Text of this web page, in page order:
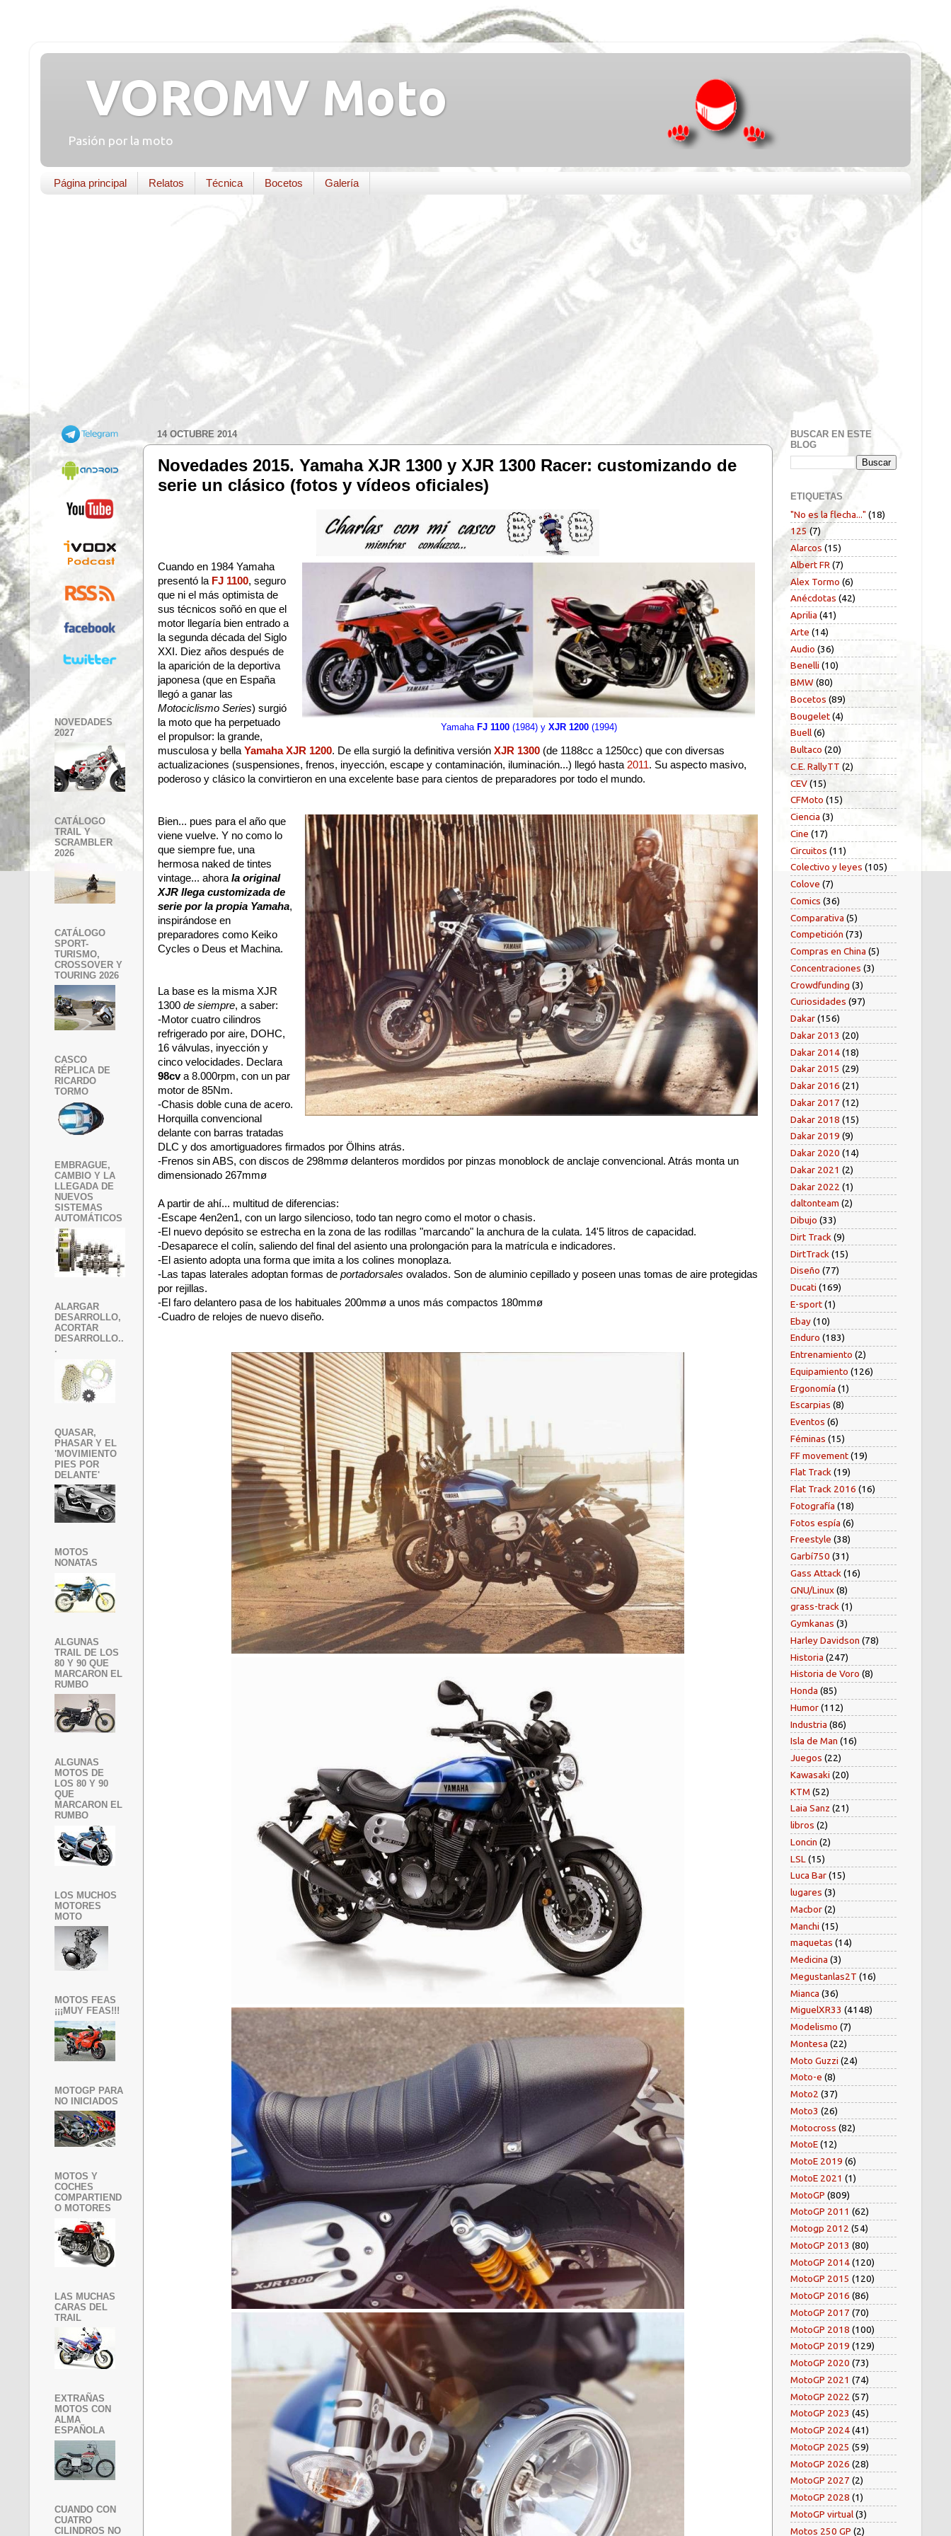
VOROMV Moto
Pasión por la moto
Página principal Relatos Técnica Bocetos Galería
14 OCTUBRE 2014
Novedades 2015. Yamaha XJR 1300 y XJR 1300 Racer: customizando de
serie un clásico (fotos y vídeos oficiales)
Yamaha FJ 1100(1984) y XJR 1200(1994)
Cuando en 1984 Yamaha
presentó la FJ 1100, seguro
que ni el más optimista de
sus técnicos soñó en que el
motor llegaría bien entrado a
la segunda década del Siglo
XXI. Diez años después de
la aparición de la deportiva
japonesa (que en España
llegó a ganar las
Motociclismo Series) surgió
la moto que ha perpetuado
el propulsor: la grande,
musculosa y bella Yamaha XJR 1200. De ella surgió la definitiva versión XJR 1300 (de 1188cc a 1250cc) que con diversas
actualizaciones (suspensiones, frenos, inyección, escape y contaminación, iluminación...) llegó hasta 2011. Su aspecto masivo,
poderoso y clásico la convirtieron en una excelente base para cientos de preparadores por todo el mundo.
Bien... pues para el año que
viene vuelve. Y no como lo
que siempre fue, una
hermosa naked de tintes
vintage... ahora la original
XJR llega customizada de
serie por la propia Yamaha,
inspirándose en
preparadores como Keiko
Cycles o Deus et Machina.
La base es la misma XJR
1300 de siempre, a saber:
-Motor cuatro cilindros
refrigerado por aire, DOHC,
16 válvulas, inyección y
cinco velocidades. Declara
98cva 8.000rpm, con un par
motor de 85Nm.
-Chasis doble cuna de acero.
Horquilla convencional
delante con barras tratadas
DLC y dos amortiguadores firmados por Ölhins atrás.
-Frenos sin ABS, con discos de 298mmø delanteros mordidos por pinzas monoblock de anclaje convencional. Atrás monta un
dimensionado 267mmø
A partir de ahí... multitud de diferencias:
-Escape 4en2en1, con un largo silencioso, todo tan negro como el motor o chasis.
-El nuevo depósito se estrecha en la zona de las rodillas "marcando" la anchura de la culata. 14'5 litros de capacidad.
-Desaparece el colín, saliendo del final del asiento una prolongación para la matrícula e indicadores.
-El asiento adopta una forma que imita a los colines monoplaza.
-Las tapas laterales adoptan formas de portadorsales ovalados. Son de aluminio cepillado y poseen unas tomas de aire protegidas
por rejillas.
-El faro delantero pasa de los habituales 200mmø a unos más compactos 180mmø
-Cuadro de relojes de nuevo diseño.
NOVEDADES
2027
CATÁLOGO
TRAIL Y
SCRAMBLER
2026
CATÁLOGO
SPORT-
TURISMO,
CROSSOVER Y
TOURING 2026
CASCO
RÉPLICA DE
RICARDO
TORMO
EMBRAGUE,
CAMBIO Y LA
LLEGADA DE
NUEVOS
SISTEMAS
AUTOMÁTICOS
ALARGAR
DESARROLLO,
ACORTAR
DESARROLLO..
.
QUASAR,
PHASAR Y EL
'MOVIMIENTO
PIES POR
DELANTE'
MOTOS
NONATAS
ALGUNAS
TRAIL DE LOS
80 Y 90 QUE
MARCARON EL
RUMBO
ALGUNAS
MOTOS DE
LOS 80 Y 90
QUE
MARCARON EL
RUMBO
LOS MUCHOS
MOTORES
MOTO
MOTOS FEAS
¡¡¡MUY FEAS!!!
MOTOGP PARA
NO INICIADOS
MOTOS Y
COCHES
COMPARTIEND
O MOTORES
LAS MUCHAS
CARAS DEL
TRAIL
EXTRAÑAS
MOTOS CON
ALMA
ESPAÑOLA
CUANDO CON
CUATRO
CILINDROS NO
BUSCAR EN ESTE
BLOG
ETIQUETAS
"No es la flecha..." (18)
125 (7)
Alarcos (15)
Albert FR (7)
Alex Tormo (6)
Anécdotas (42)
Aprilia (41)
Arte (14)
Audio (36)
Benelli (10)
BMW (80)
Bocetos (89)
Bougelet(4)
Buell(6)
Bultaco (20)
C.E. RallyTT (2)
CEV(15)
CFMoto (15)
Ciencia (3)
Cine (17)
Circuitos (11)
Colectivo y leyes (105)
Colove (7)
Comics (36)
Comparativa (5)
Competición (73)
Compras en China (5)
Concentraciones (3)
Crowdfunding (3)
Curiosidades (97)
Dakar(156)
Dakar 2013 (20)
Dakar 2014(18)
Dakar 2015 (29)
Dakar 2016 (21)
Dakar 2017 (12)
Dakar 2018 (15)
Dakar 2019 (9)
Dakar 2020 (14)
Dakar 2021 (2)
Dakar 2022 (1)
daltonteam (2)
Dibujo (33)
Dirt Track (9)
DirtTrack (15)
Diseño (77)
Ducati (169)
E-sport(1)
Ebay(10)
Enduro (183)
Entrenamiento (2)
Equipamiento (126)
Ergonomía (1)
Escarpias (8)
Eventos (6)
Féminas (15)
FF movement(19)
Flat Track(19)
Flat Track 2016 (16)
Fotografía (18)
Fotos espía (6)
Freestyle (38)
Garbí750 (31)
Gass Attack (16)
GNU/Linux(8)
grass-track(1)
Gymkanas (3)
Harley Davidson (78)
Historia (247)
Historia de Voro (8)
Honda (85)
Humor(112)
Industria (86)
Isla de Man (16)
Juegos (22)
Kawasaki (20)
KTM (52)
Laia Sanz (21)
libros (2)
Loncin (2)
LSL (15)
Luca Bar(15)
lugares (3)
Macbor(2)
Manchi (15)
maquetas (14)
Medicina (3)
Megustanlas2T (16)
Mianca (36)
MiguelXR33 (4148)
Modelismo (7)
Montesa (22)
Moto Guzzi (24)
Moto-e (8)
Moto2 (37)
Moto3 (26)
Motocross (82)
MotoE(12)
MotoE 2019 (6)
MotoE 2021 (1)
MotoGP (809)
MotoGP 2011 (62)
Motogp 2012 (54)
MotoGP 2013 (80)
MotoGP 2014(120)
MotoGP 2015 (120)
MotoGP 2016 (86)
MotoGP 2017 (70)
MotoGP 2018 (100)
MotoGP 2019 (129)
MotoGP 2020 (73)
MotoGP 2021 (74)
MotoGP 2022 (57)
MotoGP 2023 (45)
MotoGP 2024(41)
MotoGP 2025 (59)
MotoGP 2026 (28)
MotoGP 2027 (2)
MotoGP 2028 (1)
MotoGP virtual(3)
Motos 250 GP (2)